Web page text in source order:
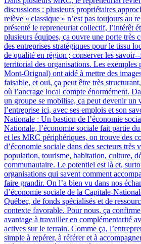
discussions : plusieurs propriétaires
relève « classique » n’est pas toujours au
présenté le repreneuriat collectif, l’intérêt
plusieurs équipes, ça ouvre une porte très
des entreprises stratégiques pour le tissu
de qualité en région ; conserver les
territorial des organisations. Les exemples
Mont-Orignal) ont aidé à mettre des
faisable, et oui, ça peut être très
où l’ancrage local compte énormément.
un groupe se mobilise, ça peut devenir un
l’entreprise ici, avec ses emplois et son
Nationale : Un bastion de l’économie
Nationale, l’économie sociale fait partie
et les MRC périphériques, on trouve des
d’économie sociale dans des secteurs très
population, tourisme, habitation, culture,
communautaire. Le potentiel est là et,
organisations qui savent comment
faire grandir. On l’a bien vu dans nos
d’économie sociale de la Capitale-
Québec, de fonds spécialisés et de
contexte favorable. Pour nous, ça
avantage à travailler en complémentarité
actives sur le terrain. Comme ça,
simple à repérer, à référer et à